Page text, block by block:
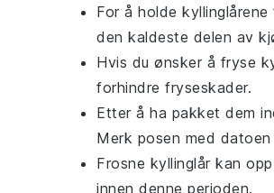
For å holde kyllinglårene
den kaldeste delen av
Hvis du ønsker å fryse
forhindre fryseskader.
Etter å ha pakket dem
Merk posen med
Frosne kyllinglår kan
innen denne perioden.